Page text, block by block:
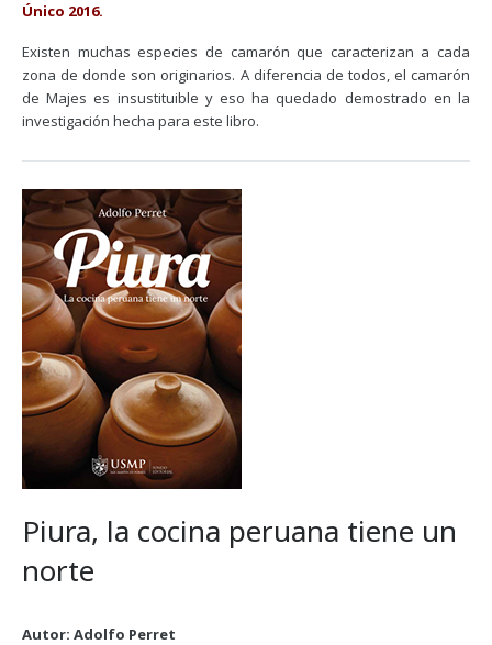
Único 2016.
Existen muchas especies de camarón que caracterizan a cada
zona de donde son originarios. A diferencia de todos, el camarón
de Majes es insustituible y eso ha quedado demostrado en la
investigación hecha para este libro.
Piura, la cocina peruana tiene un
norte
Autor: Adolfo Perret